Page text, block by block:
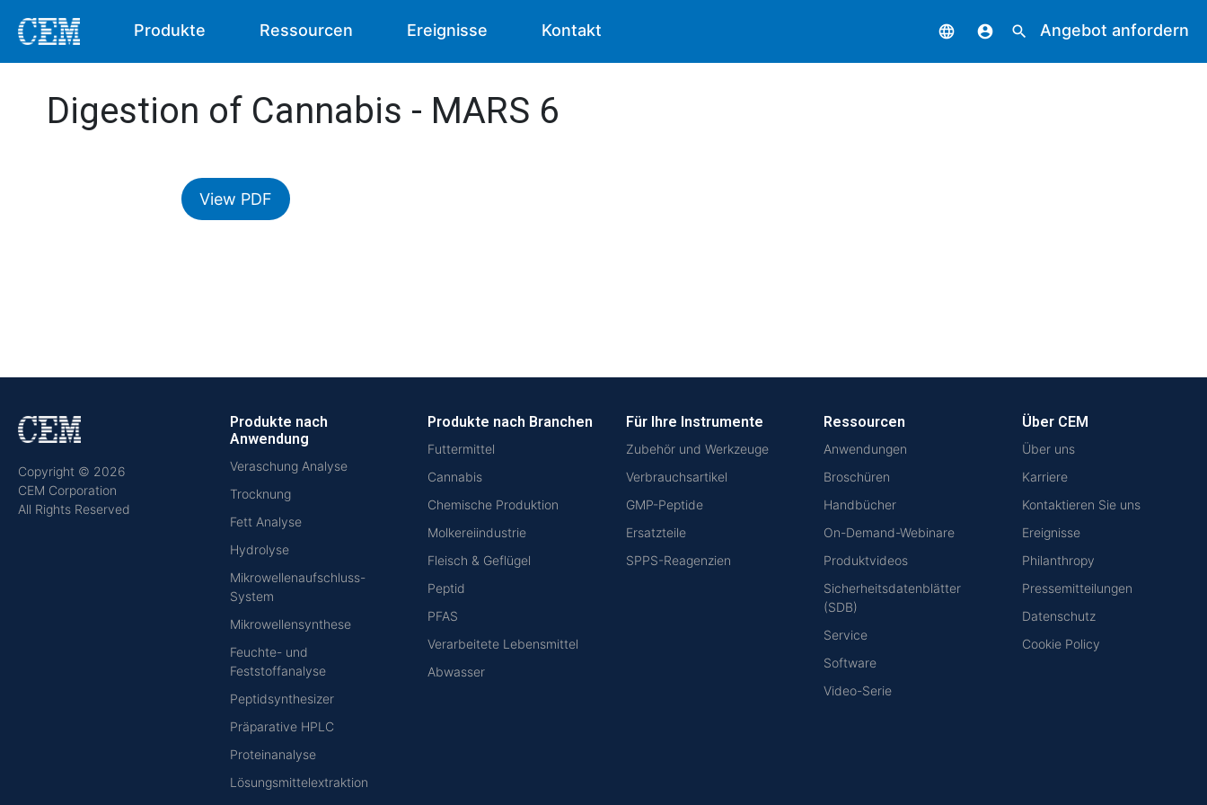
Produkte Ressourcen Ereignisse Kontakt language account_circle search Angebot anfordern
Digestion of Cannabis - MARS 6
View PDF
Copyright © 2026
CEM Corporation
All Rights Reserved
Produkte nach
Anwendung
Veraschung Analyse
Trocknung
Fett Analyse
Hydrolyse
Mikrowellenaufschluss-
System
Mikrowellensynthese
Feuchte- und
Feststoffanalyse
Peptidsynthesizer
Präparative HPLC
Proteinanalyse
Lösungsmittelextraktion
Produkte nach Branchen
Futtermittel
Cannabis
Chemische Produktion
Molkereiindustrie
Fleisch & Geflügel
Peptid
PFAS
Verarbeitete Lebensmittel
Abwasser
Für Ihre Instrumente
Zubehör und Werkzeuge
Verbrauchsartikel
GMP-Peptide
Ersatzteile
SPPS-Reagenzien
Ressourcen
Anwendungen
Broschüren
Handbücher
On-Demand-Webinare
Produktvideos
Sicherheitsdatenblätter
(SDB)
Service
Software
Video-Serie
Über CEM
Über uns
Karriere
Kontaktieren Sie uns
Ereignisse
Philanthropy
Pressemitteilungen
Datenschutz
Cookie Policy